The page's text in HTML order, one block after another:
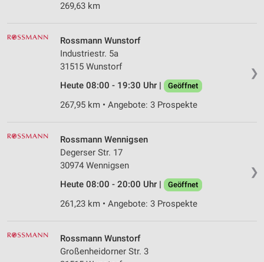
269,63 km
❯
Rossmann Wunstorf
Industriestr. 5a
31515 Wunstorf
Heute 08:00 - 19:30 Uhr |
Geöffnet
267,95 km • Angebote: 3 Prospekte
❯
Rossmann Wennigsen
Degerser Str. 17
30974 Wennigsen
Heute 08:00 - 20:00 Uhr |
Geöffnet
261,23 km • Angebote: 3 Prospekte
Rossmann Wunstorf
Großenheidorner Str. 3